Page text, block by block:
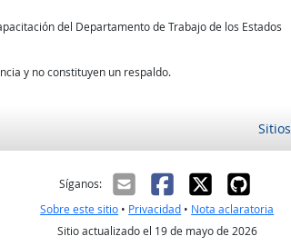
del Departamento de Trabajo de los Estados
y no constituyen un respaldo.
Sitios
Síganos:
Sobre este sitio • Privacidad • Nota aclaratoria
Sitio actualizado el 19 de mayo de 2026